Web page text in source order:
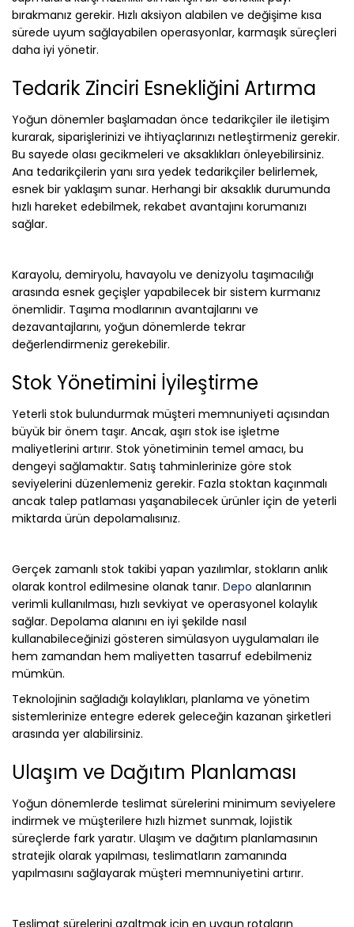
bırakmanız gerekir. Hızlı aksiyon alabilen ve değişime kısa
sürede uyum sağlayabilen operasyonlar, karmaşık süreçleri
daha iyi yönetir.
Tedarik Zinciri Esnekliğini Artırma
Yoğun dönemler başlamadan önce tedarikçiler ile iletişim
kurarak, siparişlerinizi ve ihtiyaçlarınızı netleştirmeniz gerekir.
Bu sayede olası gecikmeleri ve aksaklıkları önleyebilirsiniz.
Ana tedarikçilerin yanı sıra yedek tedarikçiler belirlemek,
esnek bir yaklaşım sunar. Herhangi bir aksaklık durumunda
hızlı hareket edebilmek, rekabet avantajını korumanızı
sağlar.
Karayolu, demiryolu, havayolu ve denizyolu taşımacılığı
arasında esnek geçişler yapabilecek bir sistem kurmanız
önemlidir. Taşıma modlarının avantajlarını ve
dezavantajlarını, yoğun dönemlerde tekrar
değerlendirmeniz gerekebilir.
Stok Yönetimini İyileştirme
Yeterli stok bulundurmak müşteri memnuniyeti açısından
büyük bir önem taşır. Ancak, aşırı stok ise işletme
maliyetlerini artırır. Stok yönetiminin temel amacı, bu
dengeyi sağlamaktır. Satış tahminlerinize göre stok
seviyelerini düzenlemeniz gerekir. Fazla stoktan kaçınmalı
ancak talep patlaması yaşanabilecek ürünler için de yeterli
miktarda ürün depolamalısınız.
Gerçek zamanlı stok takibi yapan yazılımlar, stokların anlık
olarak kontrol edilmesine olanak tanır. Depo alanlarının
verimli kullanılması, hızlı sevkiyat ve operasyonel kolaylık
sağlar. Depolama alanını en iyi şekilde nasıl
kullanabileceğinizi gösteren simülasyon uygulamaları ile
hem zamandan hem maliyetten tasarruf edebilmeniz
mümkün.
Teknolojinin sağladığı kolaylıkları, planlama ve yönetim
sistemlerinize entegre ederek geleceğin kazanan şirketleri
arasında yer alabilirsiniz.
Ulaşım ve Dağıtım Planlaması
Yoğun dönemlerde teslimat sürelerini minimum seviyelere
indirmek ve müşterilere hızlı hizmet sunmak, lojistik
süreçlerde fark yaratır. Ulaşım ve dağıtım planlamasının
stratejik olarak yapılması, teslimatların zamanında
yapılmasını sağlayarak müşteri memnuniyetini artırır.
Teslimat sürelerini azaltmak için en uygun rotaların